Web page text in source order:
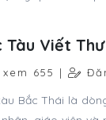
Tàu Viết
655 |
Bắc Thái là